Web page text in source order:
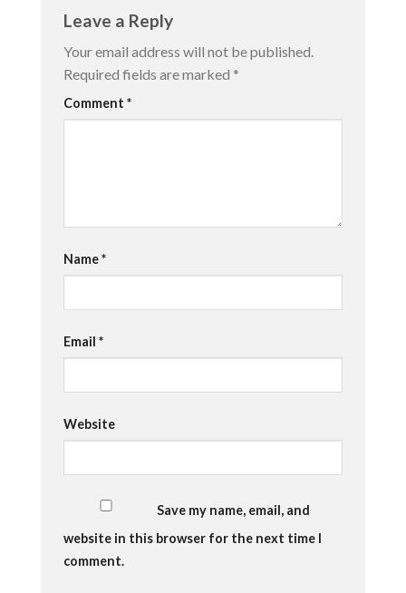
Leave a Reply
Your email address will not be published.
Required fields are marked *
Comment *
Name*
Email *
Website
Save my name, email, and
website in this browser for the next time I
comment.